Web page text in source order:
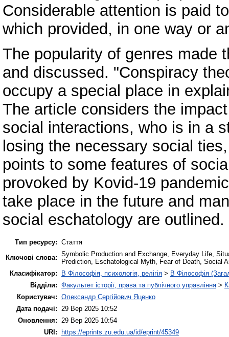
Considerable attention is paid
which provided, in one way or
The popularity of genres made
and discussed. "Conspiracy
occupy a special place in
The article considers the
social interactions, who is in a
losing the necessary social
points to some features of
provoked by Kovid-19
take place in the future and
social eschatology are outlined.
Тип ресурсу: Стаття
Ключові слова: Symbolic Production and Exchange, Everyday Life,
Prediction, Eschatological Myth, Fear of Death, Social
Класифікатор:
B Філософія, психологія, релігія > B Філософія
Відділи: Факультет історії, права та публічного управління >
Користувач: Олександр Сергійович Яценко
Дата подачі: 29 Вер 2025 10:52
Оновлення: 29 Вер 2025 10:54
URI:
https://eprints.zu.edu.ua/id/eprint/45349